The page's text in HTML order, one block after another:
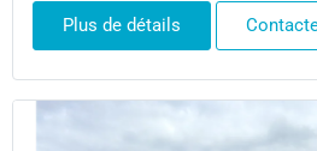
Plus de détails